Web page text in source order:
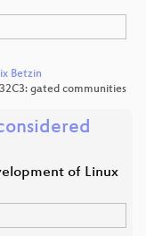
Betzin
32C3: gated communities
of Linux